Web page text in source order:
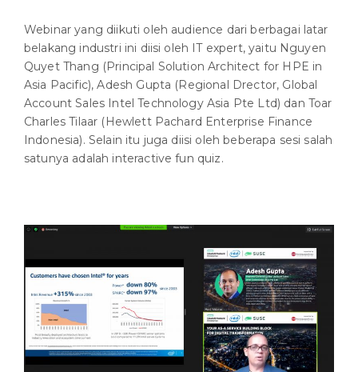
Webinar yang diikuti oleh audience dari berbagai latar
belakang industri ini diisi oleh IT expert, yaitu Nguyen
Quyet Thang (Principal Solution Architect for HPE in
Asia Pacific), Adesh Gupta (Regional Drector, Global
Account Sales Intel Technology Asia Pte Ltd) dan Toar
Charles Tilaar (Hewlett Pachard Enterprise Finance
Indonesia). Selain itu juga diisi oleh beberapa sesi salah
satunya adalah interactive fun quiz.